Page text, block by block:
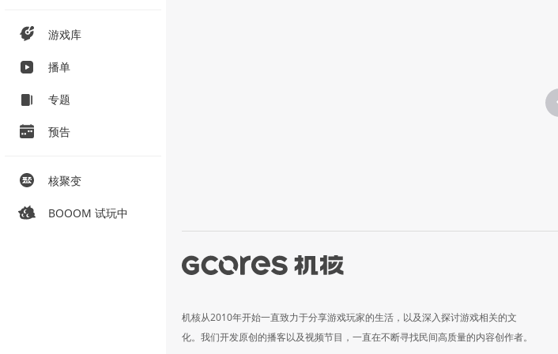
游戏库
播单
专题
预告
核聚变
BOOOM 试玩中
机核从2010年开始一直致力于分享游戏玩家的生活，以及深入探讨游戏相关的文
化。我们开发原创的播客以及视频节目，一直在不断寻找民间高质量的内容创作者。